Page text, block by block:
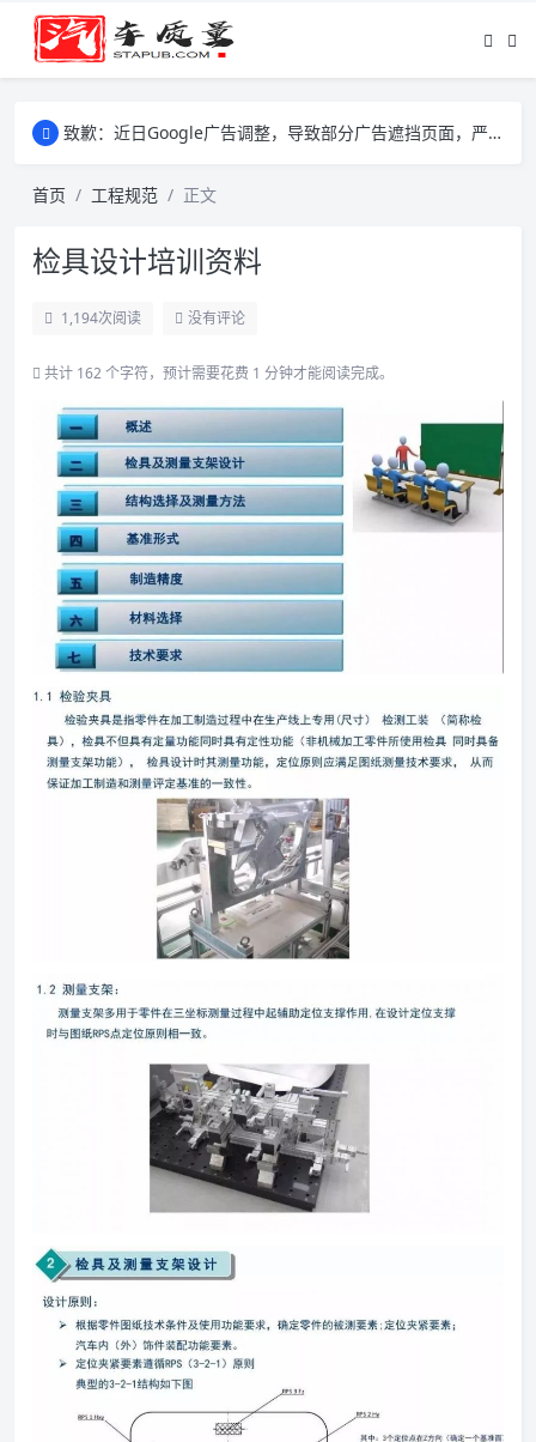
致歉：近日Google广告调整，导致部分广告遮挡页面，严重影响大家访问体验，将尽快调整完成，由此带来的不便，特意致歉！
致歉：近日Google广告调整，导致部分广告遮挡页面，严重影响大家访问体验，将尽快调整完成，由此带来的不便，特意致歉！
首页 工程规范 正文
检具设计培训资料
1,194次阅读 没有评论
共计 162 个字符，预计需要花费 1 分钟才能阅读完成。